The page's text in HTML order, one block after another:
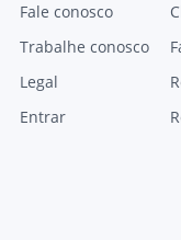
Fale conosco
Trabalhe conosco
Legal
Entrar